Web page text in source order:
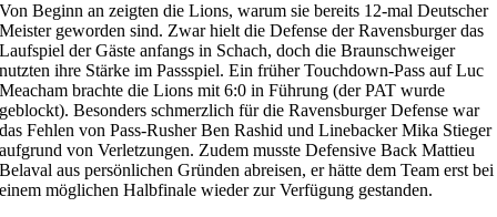
Von Beginn an zeigten die Lions, warum sie bereits 12-mal Deutscher
Meister geworden sind. Zwar hielt die Defense der Ravensburger das
Laufspiel der Gäste anfangs in Schach, doch die Braunschweiger
nutzten ihre Stärke im Passspiel. Ein früher Touchdown-Pass auf Luc
Meacham brachte die Lions mit 6:0 in Führung (der PAT wurde
geblockt). Besonders schmerzlich für die Ravensburger Defense war
das Fehlen von Pass-Rusher Ben Rashid und Linebacker Mika Stieger
aufgrund von Verletzungen. Zudem musste Defensive Back Mattieu
Belaval aus persönlichen Gründen abreisen, er hätte dem Team erst bei
einem möglichen Halbfinale wieder zur Verfügung gestanden.